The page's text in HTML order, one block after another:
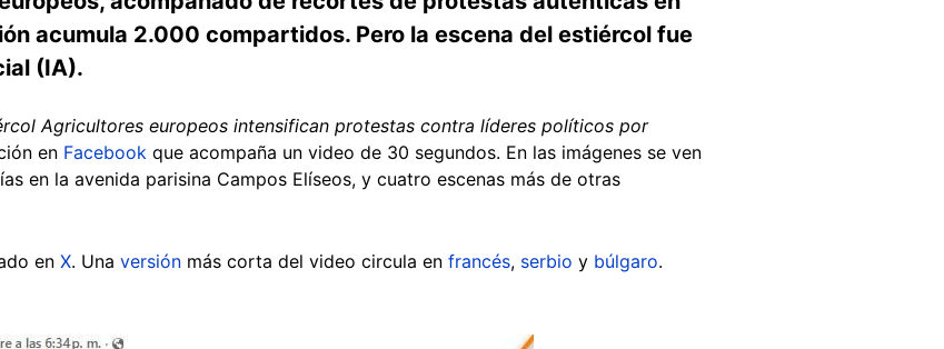
acumula 2.000 compartidos. Pero la escena del estiércol fue
(IA).
Agricultores europeos intensifican protestas contra líderes políticos por
en Facebook que acompaña un video de 30 segundos. En las imágenes se ven
en la avenida parisina Campos Elíseos, y cuatro escenas más de otras
en X. Una versión más corta del video circula en francés, serbio y búlgaro.